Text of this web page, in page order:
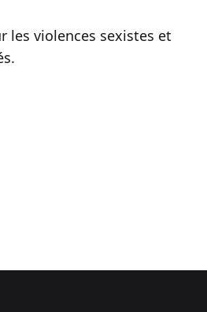
les violences sexistes et